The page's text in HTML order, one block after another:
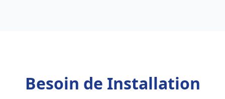
Besoin de Installation